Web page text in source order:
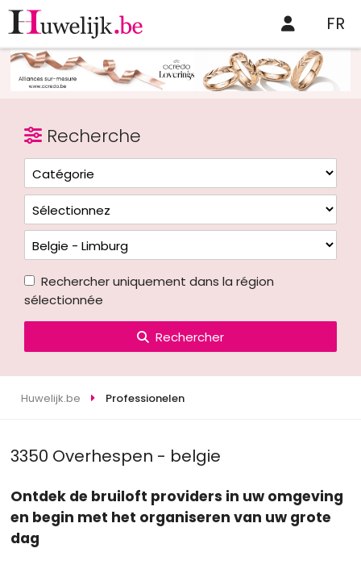
FR
Recherche
Rechercher uniquement dans la région
sélectionnée
Rechercher
Huwelijk.be Professionelen
3350 Overhespen - belgie
Ontdek de bruiloft providers in uw omgeving
en begin met het organiseren van uw grote
dag